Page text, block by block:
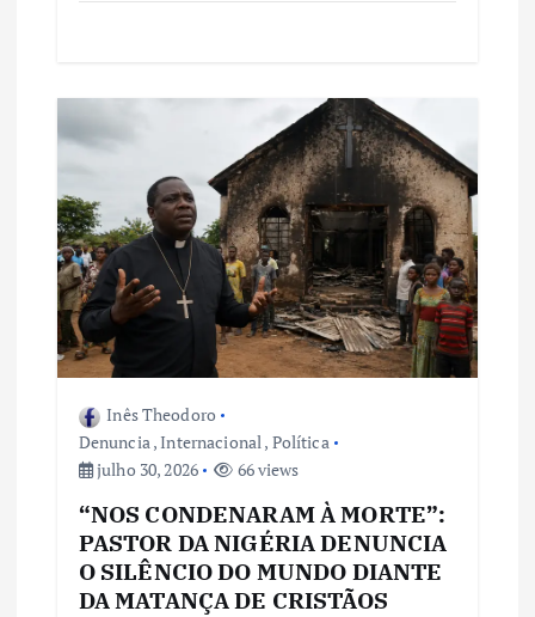
Inês Theodoro
Denuncia,Internacional, Política
julho 30, 2026
66 views
“NOS CONDENARAM À MORTE”:
PASTOR DA NIGÉRIA DENUNCIA
O SILÊNCIO DO MUNDO DIANTE
DA MATANÇA DE CRISTÃOS